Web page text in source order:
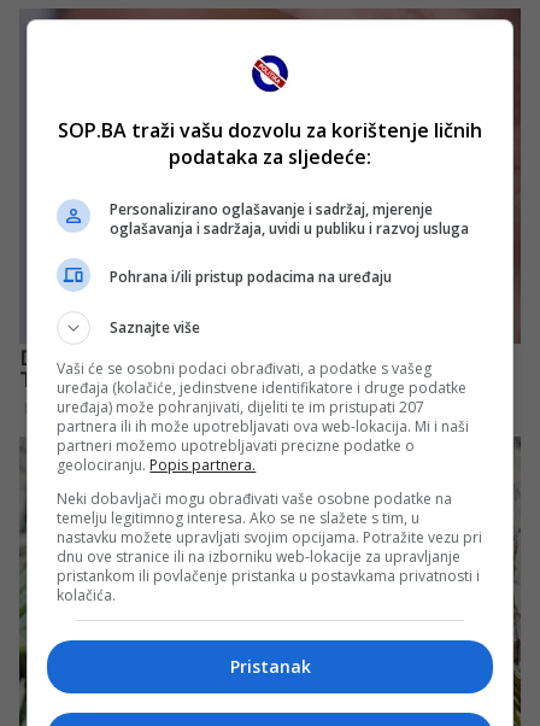
SOP.BA traži vašu dozvolu za korištenje ličnih
podataka za sljedeće:
Personalizirano oglašavanje i sadržaj, mjerenje
oglašavanja i sadržaja, uvidi u publiku i razvoj usluga
Pohrana i/ili pristup podacima na uređaju
Saznajte više
Vaši će se osobni podaci obrađivati, a podatke s vašeg
uređaja (kolačiće, jedinstvene identifikatore i druge podatke
uređaja) može pohranjivati, dijeliti te im pristupati 207
partnera ili ih može upotrebljavati ova web-lokacija. Mi i naši
partneri možemo upotrebljavati precizne podatke o
geolociranju. Popis partnera.
Neki dobavljači mogu obrađivati vaše osobne podatke na
temelju legitimnog interesa. Ako se ne slažete s tim, u
nastavku možete upravljati svojim opcijama. Potražite vezu pri
dnu ove stranice ili na izborniku web-lokacije za upravljanje
pristankom ili povlačenje pristanka u postavkama privatnosti i
kolačića.
Pristanak